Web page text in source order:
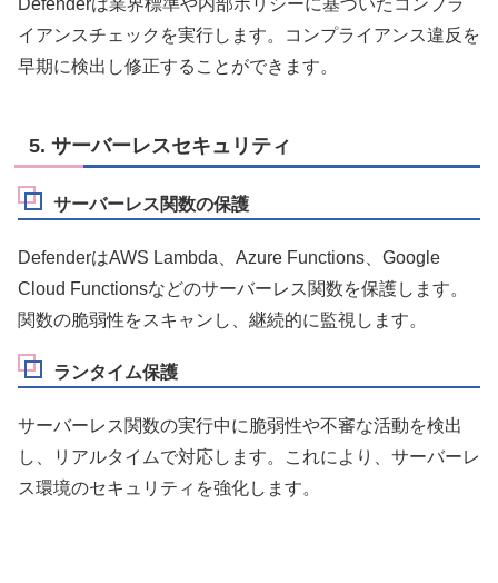
Defenderは業界標準や内部ポリシーに基づいたコンプラ
イアンスチェックを実行します。コンプライアンス違反を
早期に検出し修正することができます。
5. サーバーレスセキュリティ
サーバーレス関数の保護
DefenderはAWS Lambda、Azure Functions、Google
Cloud Functionsなどのサーバーレス関数を保護します。
関数の脆弱性をスキャンし、継続的に監視します。
ランタイム保護
サーバーレス関数の実行中に脆弱性や不審な活動を検出
し、リアルタイムで対応します。これにより、サーバーレ
ス環境のセキュリティを強化します。